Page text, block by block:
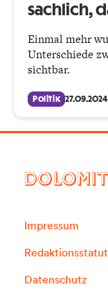
sachlich,
Einmal mehr
Unterschiede
sichtbar.
Politik 27.09.2024
Impressum
Redaktionsstatut
Datenschutz